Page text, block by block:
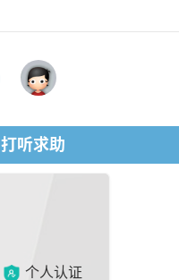
打听求助
个人认证